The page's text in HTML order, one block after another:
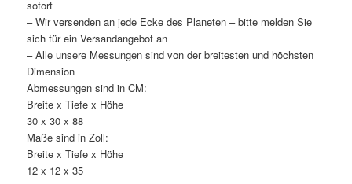
sofort
– Wir versenden an jede Ecke des Planeten – bitte melden Sie
sich für ein Versandangebot an
– Alle unsere Messungen sind von der breitesten und höchsten
Dimension
Abmessungen sind in CM:
Breite x Tiefe x Höhe
30 x 30 x 88
Maße sind in Zoll:
Breite x Tiefe x Höhe
12 x 12 x 35